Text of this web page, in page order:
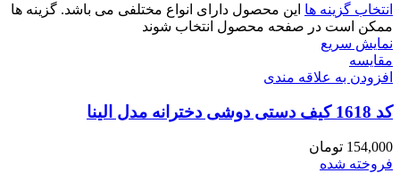
انتخاب گزینه ها این محصول دارای انواع مختلفی می باشد. گزینه ها
ممکن است در صفحه محصول انتخاب شوند
نمایش سریع
مقايسه
افزودن به علاقه مندی
کد 1618 کیف دستی دوشی دخترانه مدل الینا
154,000 تومان
فروخته شده